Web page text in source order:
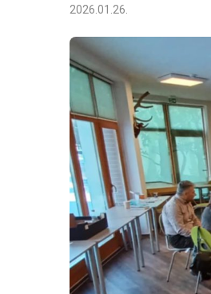
2026.01.26.